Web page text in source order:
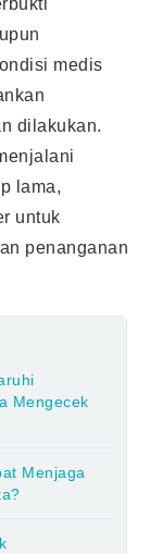
medis
dilakukan.
lama,
untuk
penanganan
Mengecek
Menjaga